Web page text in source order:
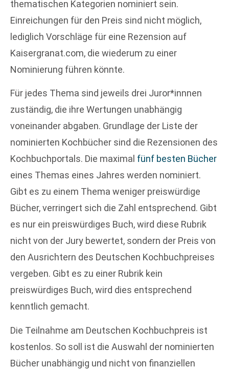
thematischen Kategorien nominiert sein.
Einreichungen für den Preis sind nicht möglich,
lediglich Vorschläge für eine Rezension auf
Kaisergranat.com, die wiederum zu einer
Nominierung führen könnte.
Für jedes Thema sind jeweils drei Juror*innnen
zuständig, die ihre Wertungen unabhängig
voneinander abgaben. Grundlage der Liste der
nominierten Kochbücher sind die Rezensionen des
Kochbuchportals. Die maximal fünf besten Bücher
eines Themas eines Jahres werden nominiert.
Gibt es zu einem Thema weniger preiswürdige
Bücher, verringert sich die Zahl entsprechend. Gibt
es nur ein preiswürdiges Buch, wird diese Rubrik
nicht von der Jury bewertet, sondern der Preis von
den Ausrichtern des Deutschen Kochbuchpreises
vergeben. Gibt es zu einer Rubrik kein
preiswürdiges Buch, wird dies entsprechend
kenntlich gemacht.
Die Teilnahme am Deutschen Kochbuchpreis ist
kostenlos. So soll ist die Auswahl der nominierten
Bücher unabhängig und nicht von finanziellen